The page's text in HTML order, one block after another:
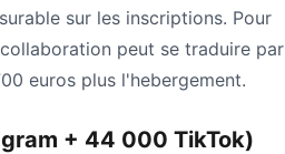
sur les inscriptions. Pour
peut se traduire par
euros plus l'hebergement.
+ 44 000 TikTok)